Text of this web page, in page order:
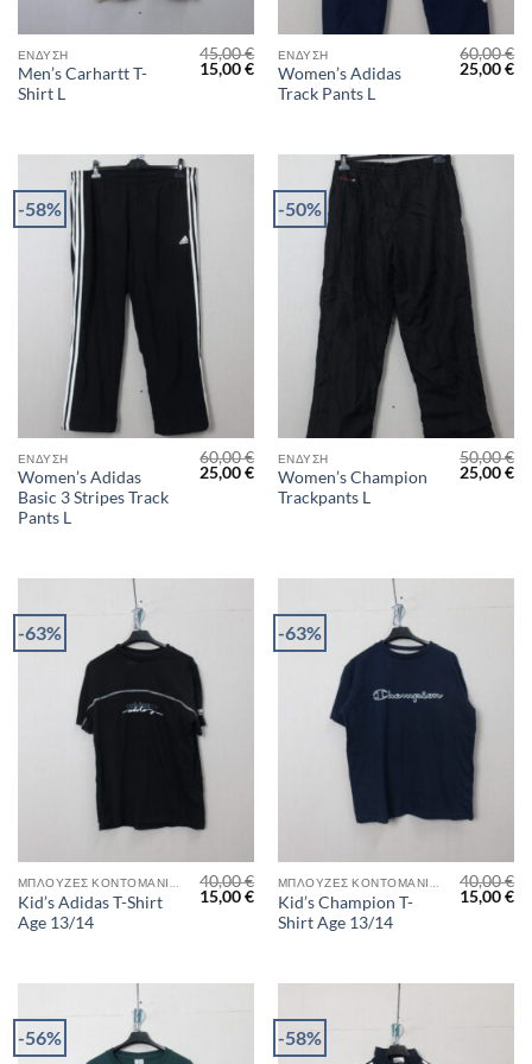
ΈΝΔΥΣΗ
Men’s Carhartt T-
Shirt L
45,00€
Original
price
15,00€Η
τρέχουσα
τιμή
ΈΝΔΥΣΗ
Women’s Adidas
Track Pants L
60,00€
Original
price
25,00€Η
-58%
ΈΝΔΥΣΗ
Women’s Adidas
Basic 3 Stripes Track
Pants L
60,00€
Original
price
25,00€Η
τρέχουσα
τιμή
-50%
ΈΝΔΥΣΗ
Women’s Champion
Trackpants L
50,00€
Original
price
25,00€Η
-63%
Kid’s Adidas T-Shirt
Age 13/14
40,00€
Original
price
15,00€Η
τρέχουσα
τιμή
-63%
Kid’s Champion T-
Shirt Age 13/14
40,00€
Original
price
15,00€Η
-56% -58%